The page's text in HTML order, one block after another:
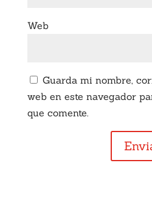
Web
Guarda mi nombre,
web en este navegador
que comente.